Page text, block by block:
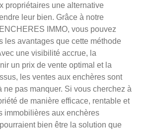
propriétaires une alternative
leur bien. Grâce à notre
IMMO, vous pouvez
les avantages que cette méthode
une visibilité accrue, la
un prix de vente optimal et la
les ventes aux enchères sont
ne pas manquer. Si vous cherchez à
de manière efficace, rentable et
immobilières aux enchères
bien être la solution que